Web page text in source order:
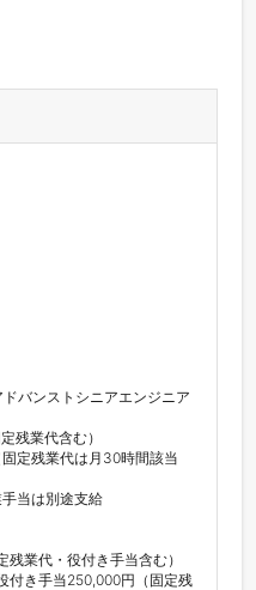
バンストシニアエンジニア
残業代含む）
定残業代は月30時間該当
当は別途支給
残業代・役付き手当含む）
付き手当250,000円（固定残